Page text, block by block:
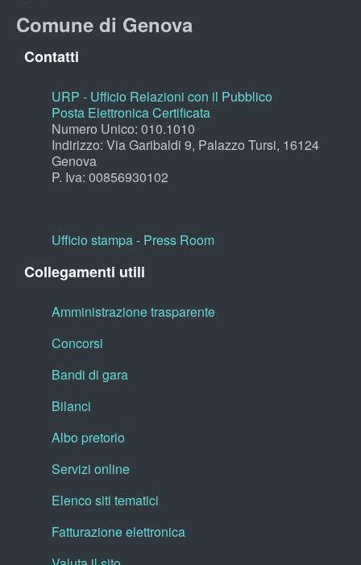
Comune di Genova
Contatti
URP - Ufficio Relazioni con il Pubblico
Posta Elettronica Certificata
Numero Unico: 010.1010
Indirizzo: Via Garibaldi 9, Palazzo Tursi, 16124
Genova
P. Iva: 00856930102
Ufficio stampa - Press Room
Collegamenti utili
Amministrazione trasparente
Concorsi
Bandi di gara
Bilanci
Albo pretorio
Servizi online
Elenco siti tematici
Fatturazione elettronica